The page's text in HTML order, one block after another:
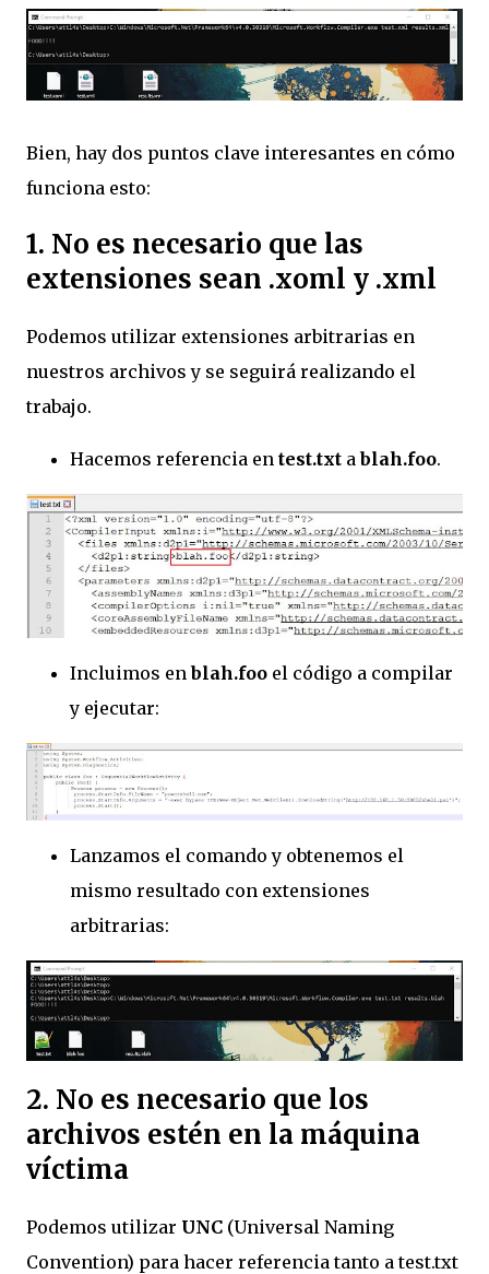
Bien, hay dos puntos clave interesantes en cómo
funciona esto:
1. No es necesario que las
extensiones sean .xoml y .xml
Podemos utilizar extensiones arbitrarias en
nuestros archivos y se seguirá realizando el
trabajo.
Hacemos referencia en test.txt ablah.foo.
Incluimos enblah.foo el código a compilar
y ejecutar:
Lanzamos el comando y obtenemos el
mismo resultado con extensiones
arbitrarias:
2. No es necesario que los
archivos estén en la máquina
víctima
Podemos utilizar UNC (Universal Naming
Convention) para hacer referencia tanto a test.txt